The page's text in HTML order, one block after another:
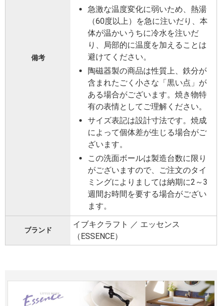
備考
急激な温度変化に弱いため、熱湯
（60度以上）を急に注いだり、本
体が温かいうちに冷水を注いだ
り、局部的に温度を加えることは
避けてください。
陶磁器製の商品は性質上、鉄分が
含まれたごく小さな「黒い点」が
ある場合がございます。焼き物特
有の表情としてご理解ください。
サイズ表記は設計寸法です。焼成
によって個体差が生じる場合がご
ざいます。
この洗面ボールは製造台数に限り
がございますので、ご注文のタイ
ミングによりましては納期に2～3
週間お時間を要する場合がござい
ます。
ブランド
イブキクラフト ／ エッセンス
（ESSENCE）